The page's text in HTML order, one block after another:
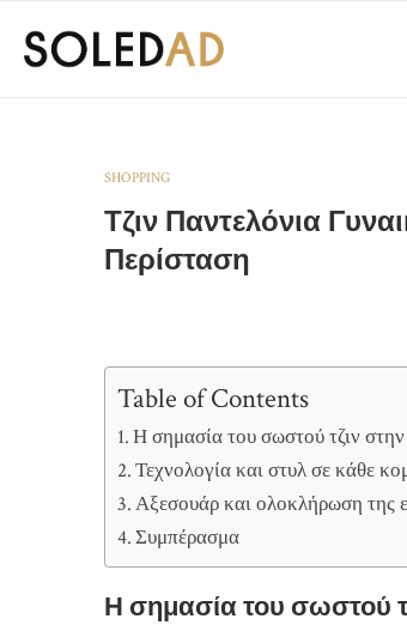
SHOPPING
Τζιν Παντελόνια
Περίσταση
Table of Contents
Η σημασία του σωστού τζιν
Τεχνολογία και στυλ σε κάθε
Αξεσουάρ και ολοκλήρωση της
Συμπέρασμα
Η σημασία του σωστού